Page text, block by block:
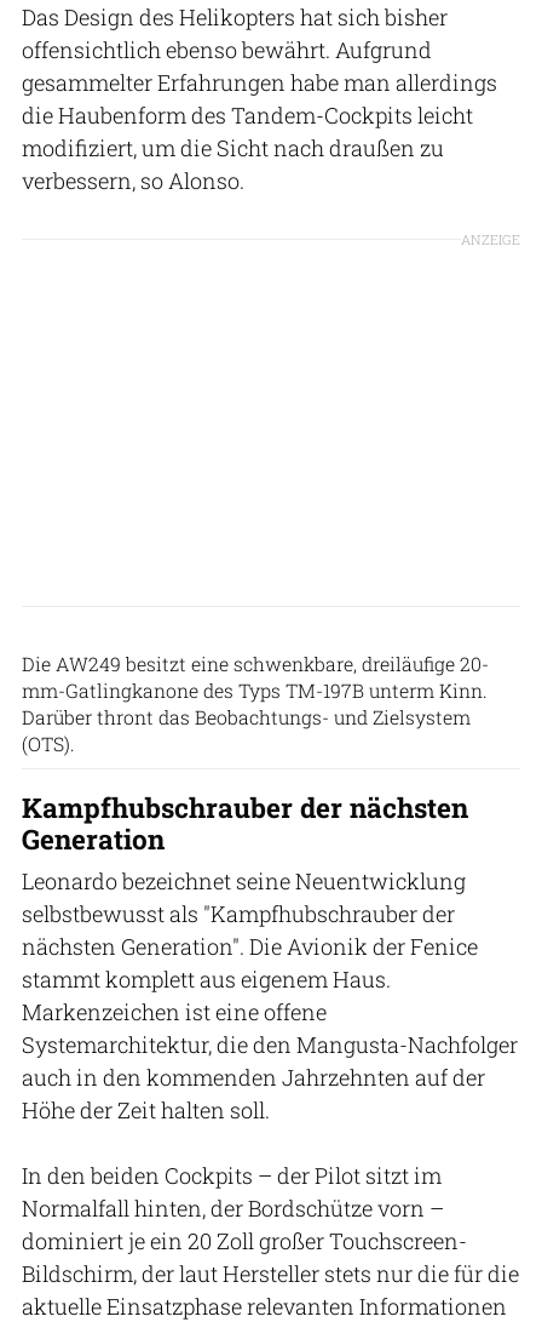
Das Design des Helikopters hat sich bisher
offensichtlich ebenso bewährt. Aufgrund
gesammelter Erfahrungen habe man allerdings
die Haubenform des Tandem-Cockpits leicht
modifiziert, um die Sicht nach draußen zu
verbessern, so Alonso.
ANZEIGE
Die AW249 besitzt eine schwenkbare, dreiläufige 20-
mm-Gatlingkanone des Typs TM-197B unterm Kinn.
Darüber thront das Beobachtungs- und Zielsystem
(OTS).
Kampfhubschrauber der nächsten
Generation
Leonardo bezeichnet seine Neuentwicklung
selbstbewusst als "Kampfhubschrauber der
nächsten Generation". Die Avionik der Fenice
stammt komplett aus eigenem Haus.
Markenzeichen ist eine offene
Systemarchitektur, die den Mangusta-Nachfolger
auch in den kommenden Jahrzehnten auf der
Höhe der Zeit halten soll.
In den beiden Cockpits – der Pilot sitzt im
Normalfall hinten, der Bordschütze vorn –
dominiert je ein 20 Zoll großer Touchscreen-
Bildschirm, der laut Hersteller stets nur die für die
aktuelle Einsatzphase relevanten Informationen